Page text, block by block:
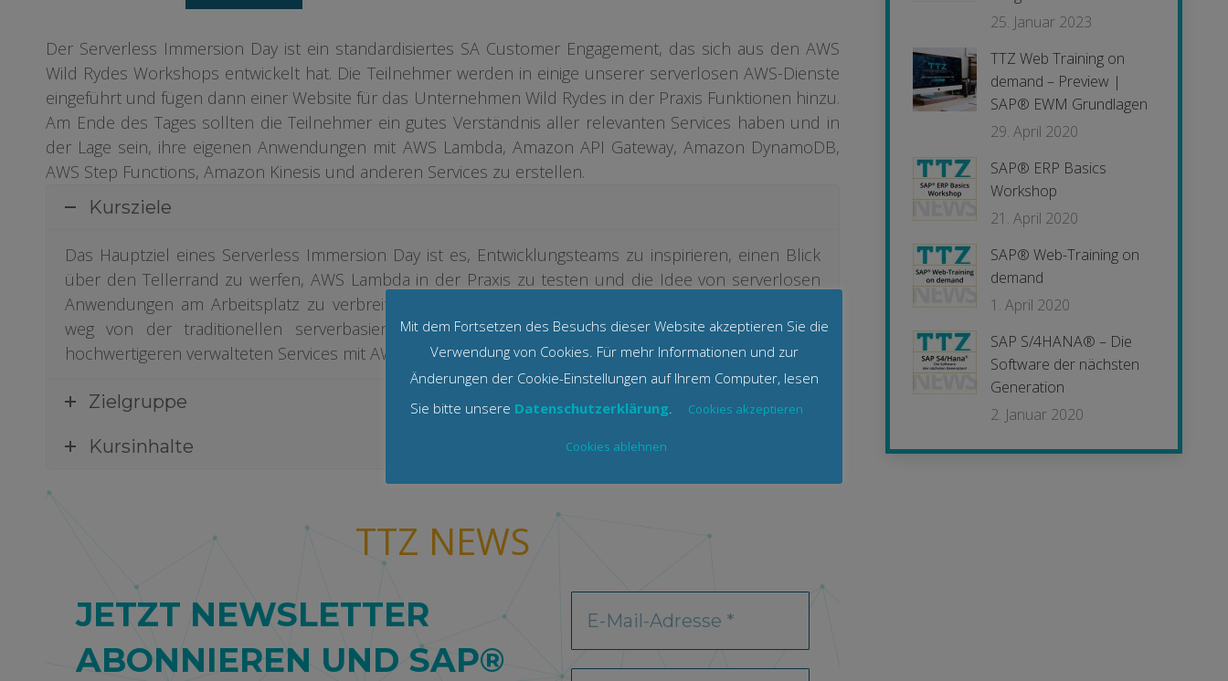
Der Serverless Immersion Day ist ein standardisiertes SA Customer Engagement, das sich aus den AWS
Wild Rydes Workshops entwickelt hat. Die Teilnehmer werden in einige unserer serverlosen AWS-Dienste
eingeführt und fügen dann einer Website für das Unternehmen Wild Rydes in der Praxis Funktionen hinzu.
Am Ende des Tages sollten die Teilnehmer ein gutes Verständnis aller relevanten Services haben und in
der Lage sein, ihre eigenen Anwendungen mit AWS Lambda, Amazon API Gateway, Amazon DynamoDB,
AWS Step Functions, Amazon Kinesis und anderen Services zu erstellen.
Kursziele
Das Hauptziel eines Serverless Immersion Day ist es, Entwicklungsteams zu inspirieren, einen Blick
über den Tellerrand zu werfen, AWS Lambda in der Praxis zu testen und die Idee von serverlosen
Anwendungen am Arbeitsplatz zu verbreiten. Serverless Immersion Days helfen dabei, den Fokus
weg von der traditionellen serverbasierten Infrastruktur und hin zu anspruchsvolleren und
hochwertigeren verwalteten Services mit AWS Foundation Services zu verlagern.
Zielgruppe
Kursinhalte
TTZ NEWS
JETZT NEWSLETTER
ABONNIEREN UND SAP®
25. Januar 2023
TTZ Web Training on
demand – Preview |
SAP® EWM Grundlagen
29. April 2020
SAP® ERP Basics
Workshop
21. April 2020
SAP® Web-Training on
demand
1. April 2020
SAP S/4HANA® – Die
Software der nächsten
Generation
2. Januar 2020
Mit dem Fortsetzen des Besuchs dieser Website akzeptieren Sie die
Verwendung von Cookies. Für mehr Informationen und zur
Änderungen der Cookie-Einstellungen auf Ihrem Computer, lesen
Sie bitte unsere Datenschutzerklärung Cookies akzeptieren
Cookies ablehnen